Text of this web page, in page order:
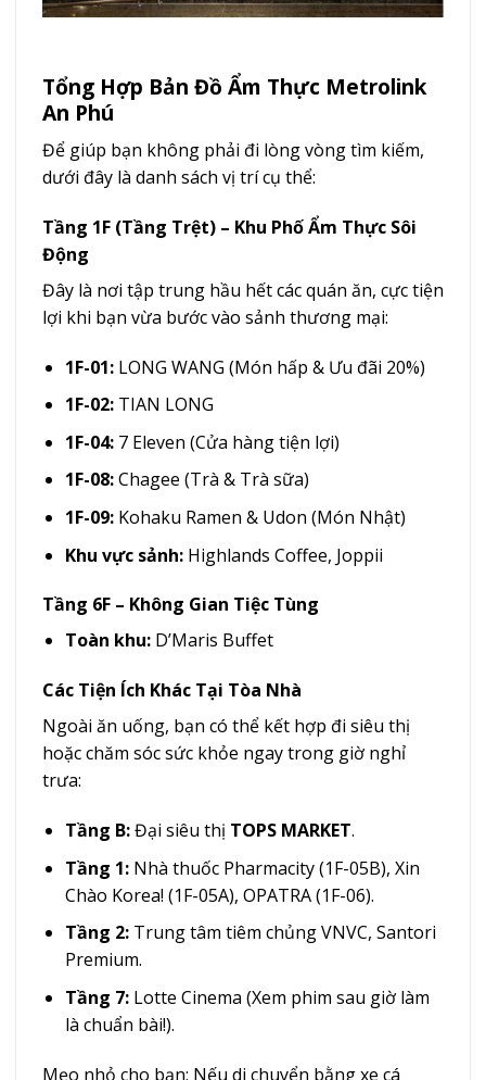
Tổng Hợp Bản Đồ Ẩm Thực Metrolink
An Phú
Để giúp bạn không phải đi lòng vòng tìm kiếm,
dưới đây là danh sách vị trí cụ thể:
Tầng 1F (Tầng Trệt) – Khu Phố Ẩm Thực Sôi
Động
Đây là nơi tập trung hầu hết các quán ăn, cực tiện
lợi khi bạn vừa bước vào sảnh thương mại:
1F-01:LONG WANG (Món hấp & Ưu đãi 20%)
1F-02:TIAN LONG
1F-04:7 Eleven (Cửa hàng tiện lợi)
1F-08:Chagee (Trà & Trà sữa)
1F-09:Kohaku Ramen & Udon (Món Nhật)
Khu vực sảnh:Highlands Coffee, Joppii
Tầng 6F – Không Gian Tiệc Tùng
Toàn khu:D’Maris Buffet
Các Tiện Ích Khác Tại Tòa Nhà
Ngoài ăn uống, bạn có thể kết hợp đi siêu thị
hoặc chăm sóc sức khỏe ngay trong giờ nghỉ
trưa:
Tầng B:Đại siêu thị TOPS MARKET.
Tầng 1:Nhà thuốc Pharmacity (1F-05B), Xin
Chào Korea! (1F-05A), OPATRA (1F-06).
Tầng 2:Trung tâm tiêm chủng VNVC, Santori
Premium.
Tầng 7:Lotte Cinema (Xem phim sau giờ làm
là chuẩn bài!).
Mẹo nhỏ cho bạn: Nếu di chuyển bằng xe cá